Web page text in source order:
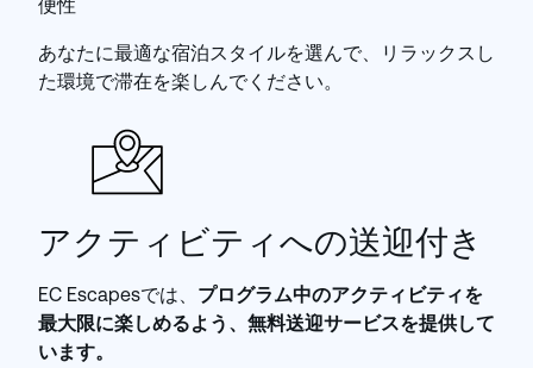
便性
あなたに最適な宿泊スタイルを選んで、リラックスし
た環境で滞在を楽しんでください。
アクティビティへの送迎付き
EC Escapesでは、 プログラム中のアクティビティを
最大限に楽しめるよう、無料送迎サービスを提供して
います。